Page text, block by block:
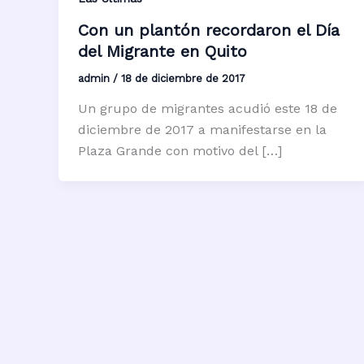
Con un plantón recordaron el Día
del Migrante en Quito
admin / 18 de diciembre de 2017
Un grupo de migrantes acudió este 18 de
diciembre de 2017 a manifestarse en la
Plaza Grande con motivo del […]